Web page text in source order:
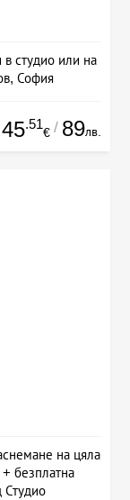
студио или на
София
45.51
€ / 89лв.
на цяла
безплатна
Студио